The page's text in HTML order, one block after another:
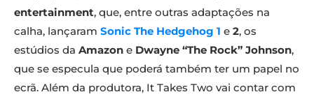
entertainment, que, entre outras adaptações na
calha, lançaram Sonic The Hedgehog 1 e 2, os
estúdios da Amazon e Dwayne “The Rock” Johnson,
que se especula que poderá também ter um papel no
ecrã. Além da produtora, It Takes Two vai contar com